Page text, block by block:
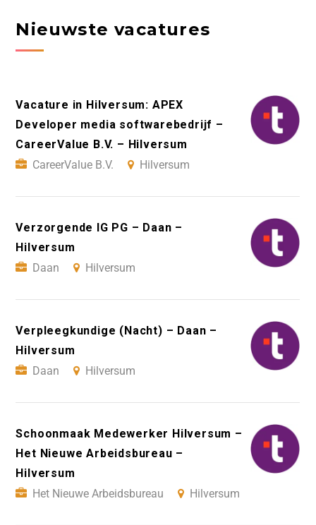
Nieuwste vacatures
Vacature in Hilversum: APEX
Developer media softwarebedrijf –
CareerValue B.V. – Hilversum
CareerValue B.V.
Hilversum
Verzorgende IG PG – Daan –
Hilversum
Daan
Hilversum
Verpleegkundige (Nacht) – Daan –
Hilversum
Daan
Hilversum
Schoonmaak Medewerker Hilversum –
Het Nieuwe Arbeidsbureau –
Hilversum
Het Nieuwe Arbeidsbureau
Hilversum